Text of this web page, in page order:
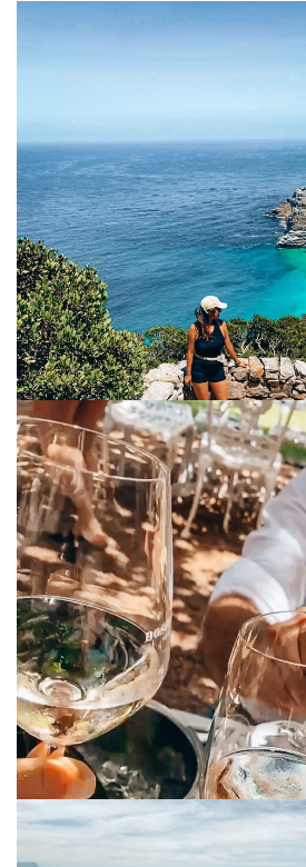
TRAVEL,
12. FEBRUAR
KAPSTADT: EINE
METROPOLE AM
HOFFNUNG |
Kapstadt, die pulsierende Metropole
Afrikas, hat mich mit ihrer Schönheit